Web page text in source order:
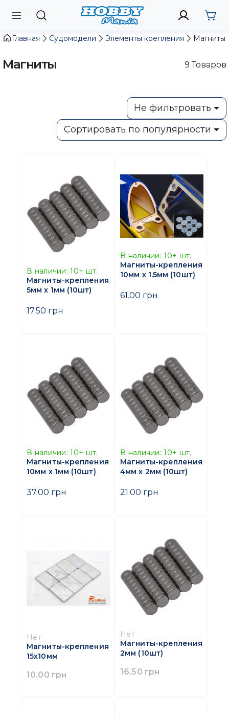
Главная Судомодели Элементы крепления Магниты
Магниты 9 Товаров
Не фильтровать
Сортировать по популярности
В наличии: 10+ шт.
Магниты-крепления
5мм х 1мм (10шт)
17.50 грн
В наличии: 10+ шт.
Магниты-крепления
10мм х 1.5мм (10шт)
61.00 грн
В наличии: 10+ шт.
Магниты-крепления
10мм х 1мм (10шт)
37.00 грн
В наличии: 10+ шт.
Магниты-крепления
4мм х 2мм (10шт)
21.00 грн
Нет
Магниты-крепления
15х10мм
10.00 грн
Нет
Магниты-крепления
2мм (10шт)
16.50 грн